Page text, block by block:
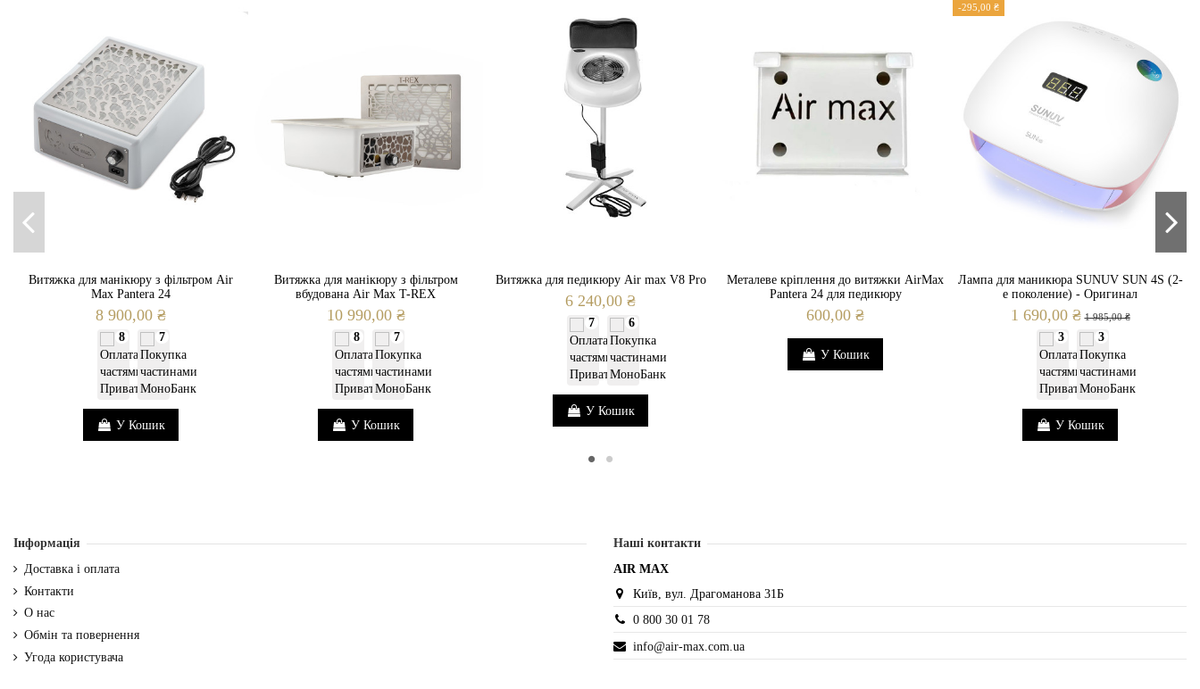
Витяжка для манікюру з фільтром Air
Max Pantera 24
8 900,00 ₴
8 7
У Кошик
Витяжка для манікюру з фільтром
вбудована Air Max T-REX
10 990,00 ₴
8 7
У Кошик
Витяжка для педикюру Air max V8 Pro
6 240,00 ₴
7 6
У Кошик
Металеве кріплення до витяжки AirMax
Pantera 24 для педикюру
600,00 ₴
У Кошик
-295,00 ₴
Лампа для маникюра SUNUV SUN 4S (2-
е поколение) - Оригинал
1 690,00 ₴ 1 985,00 ₴
3 3
У Кошик
Інформація
Доставка і оплата
Контакти
О нас
Обмін та повернення
Угода користувача
Наші контакти
AIR MAX
Київ, вул. Драгоманова 31Б
0 800 30 01 78
info@air-max.com.ua